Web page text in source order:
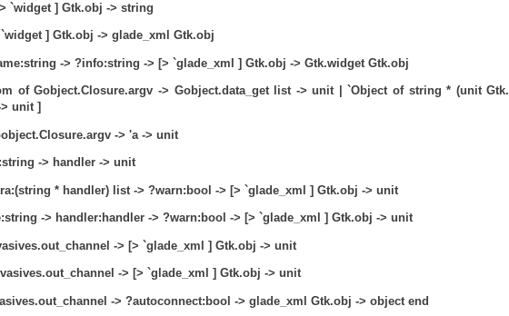
`widget ] Gtk.obj -> string
`widget ] Gtk.obj -> glade_xml Gtk.obj
-> ?info:string -> [> `glade_xml ] Gtk.obj -> Gtk.widget Gtk.obj
of Gobject.Closure.argv -> Gobject.data_get list -> unit
| `Object of string * (unit
unit ]
-> 'a -> unit
-> handler -> unit
* handler) list -> ?warn:bool -> [> `glade_xml ] Gtk.obj -> unit
-> handler:handler -> ?warn:bool -> [> `glade_xml ] Gtk.obj -> unit
-> [> `glade_xml ] Gtk.obj -> unit
-> [> `glade_xml ] Gtk.obj -> unit
-> ?autoconnect:bool -> glade_xml Gtk.obj -> object end